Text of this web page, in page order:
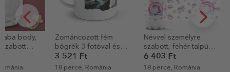
Zománcozott fém
bögrék 3 fotóval és
üzenettel - Élvezd a
kalandot
18 perce, Románia
Névvel személyre
szabott, fehér talpú
termosz - Unicorns
18 perce, Románia
Személyre
Rapid
22 perce,